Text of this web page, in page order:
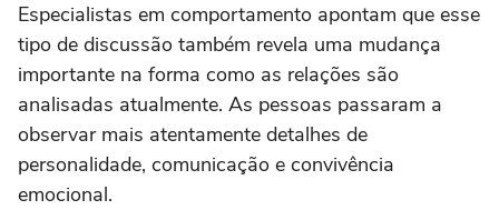
Especialistas em comportamento apontam que esse
tipo de discussão também revela uma mudança
importante na forma como as relações são
analisadas atualmente. As pessoas passaram a
observar mais atentamente detalhes de
personalidade, comunicação e convivência
emocional.